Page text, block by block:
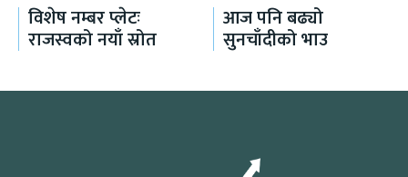
विशेष नम्बर प्लेटः
राजस्वको नयाँ स्रोत
आज पनि बढ्यो
सुनचाँदीको भाउ